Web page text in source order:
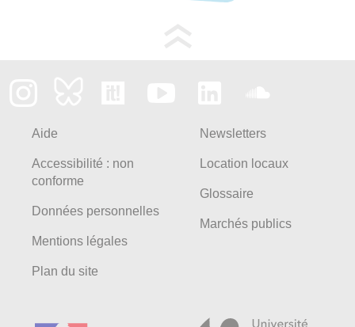
Aide
Accessibilité : non
conforme
Données personnelles
Mentions légales
Plan du site
Newsletters
Location locaux
Glossaire
Marchés publics